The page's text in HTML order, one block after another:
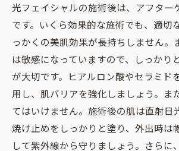
光フェイシャルの施術後は、アフター
です。いくら効果的な施術でも、適切
っかくの美肌効果が長持ちしません。
は敏感になっていますので、しっかり
が大切です。ヒアルロン酸やセラミド
用し、肌バリアを強化しましょう。ま
てはいけません。施術後の肌は直射日
焼け止めをしっかりと塗り、外出時は
して紫外線から守りましょう。さらに